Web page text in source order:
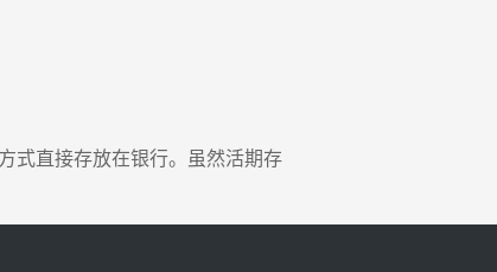
式直接‬存放‬在‬‬银行‬。虽然‬活期‬存